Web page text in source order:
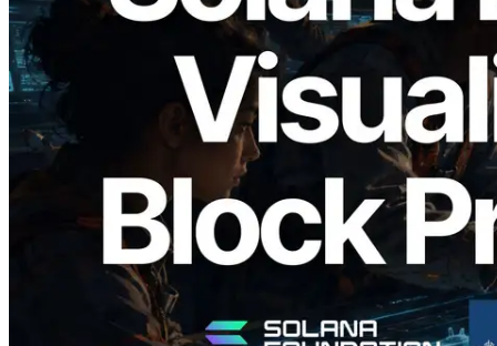
2026.05.24
Validators Solutions, Solana Block
Analyzer'ı Yayınladı — Slot Başına Blok
Üretim Süresi ve Görevli Doğrulayıcı
Görselleştirmesi
Bu makaleyi oku